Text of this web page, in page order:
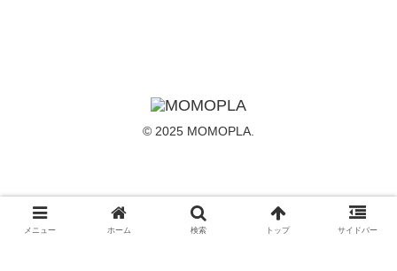
© 2025 MOMOPLA.
メニュー ホーム 検索 トップ サイドバー